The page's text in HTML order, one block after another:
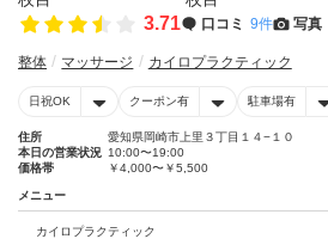
3.71 口コミ 9件 写真
整体 マッサージ カイロプラクティック
日祝OK クーポン有 駐車場有
住所
愛知県岡崎市上里３丁目１４−１０
本日の営業状況 10:00〜19:00
価格帯
￥4,000〜￥5,500
メニュー
カイロプラクティック